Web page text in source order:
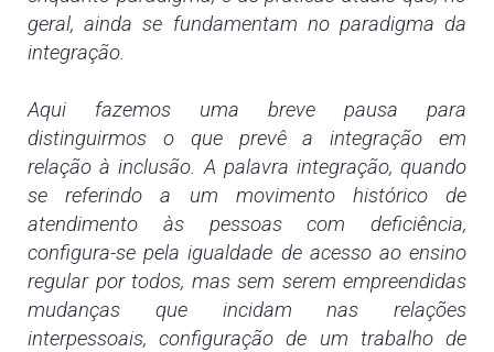
geral, ainda se fundamentam no paradigma da
integração.
Aqui fazemos uma breve pausa para
distinguirmos o que prevê a integração em
relação à inclusão. A palavra integração, quando
se referindo a um movimento histórico de
atendimento às pessoas com deficiência,
configura-se pela igualdade de acesso ao ensino
regular por todos, mas sem serem empreendidas
mudanças que incidam nas relações
interpessoais, configuração de um trabalho de